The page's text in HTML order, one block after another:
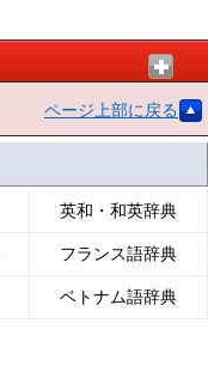
ページ上部に戻る
英和・和英辞典
フランス語辞典
ベトナム語辞典